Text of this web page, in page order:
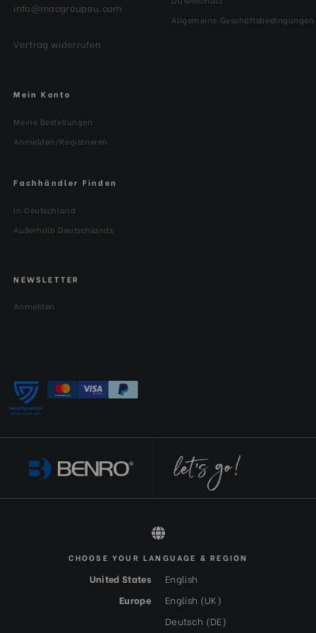
info@macgroupeu.com
Vertrag widerrufen
Allgemeine Geschäftsbedingungen
Mein Konto
Meine Bestellungen
Anmelden/Registrieren
Fachhändler Finden
In Deutschland
Außerhalb Deutschlands
NEWSLETTER
Anmelden
All rights reserved 2026 © Benro DE-EUR
CHOOSE YOUR LANGUAGE & REGION
United States
English
Europe
English (UK)
Deutsch (DE)